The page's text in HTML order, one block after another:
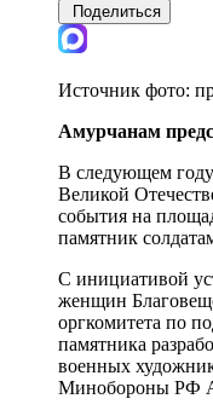
Поделиться
Источник фото:
Амурчанам
В следующем
Великой
события на
памятник
С инициативой
женщин
оргкомитета по
памятника
военных
Минобороны РФ